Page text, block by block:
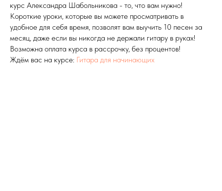
курс Александра Шабольникова - то, что вам нужно!
Короткие уроки, которые вы можете просматривать в
удобное для себя время, позволят вам выучить 10 песен за
месяц, даже если вы никогда не держали гитару в руках!
Возможна оплата курса в рассрочку, без процентов!
Ждём вас на курсе: Гитара для начинающих